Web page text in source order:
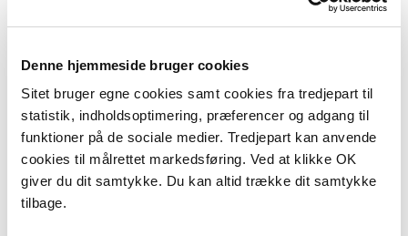
Denne hjemmeside bruger cookies
Sitet bruger egne cookies samt cookies fra tredjepart til
statistik, indholdsoptimering, præferencer og adgang til
funktioner på de sociale medier. Tredjepart kan anvende
cookies til målrettet markedsføring. Ved at klikke OK
giver du dit samtykke. Du kan altid trække dit samtykke
tilbage.